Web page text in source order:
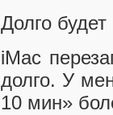
Долго
iMac
долго. У
10 мин»